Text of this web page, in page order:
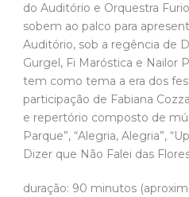
do Auditório e Orquestra
sobem ao palco para
Auditório, sob a regência de
Gurgel, Fi Maróstica e Nailor
tem como tema a era dos
participação de Fabiana
e repertório composto de
Parque”, “Alegria, Alegria”,
Dizer que Não Falei das
duração: 90 minutos